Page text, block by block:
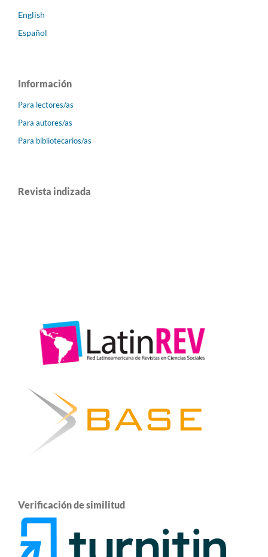
English
Español
Información
Para lectores/as
Para autores/as
Para bibliotecarios/as
Revista indizada
Verificación de similitud